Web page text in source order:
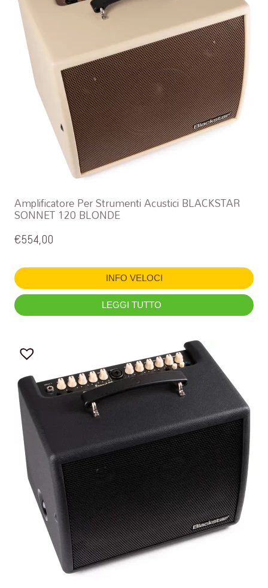
Amplificatore Per Strumenti Acustici BLACKSTAR
SONNET 120 BLONDE
€554,00
INFO VELOCI
LEGGI TUTTO